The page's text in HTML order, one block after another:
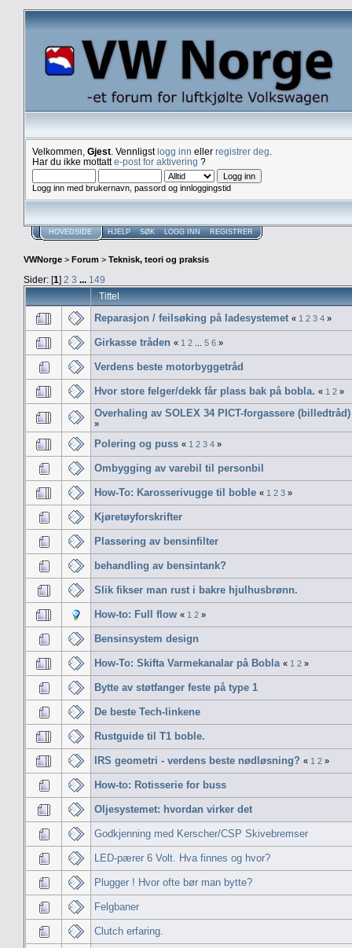
Velkommen, Gjest . Vennligstlogg inn eller registrer deg
Har du ikke mottatte-post for aktivering ?
Logg inn med brukernavn, passord og innloggingstid
HOVEDSIDE HJELP SØK LOGG INN REGISTRER
VWNorge > Forum > Teknisk, teori og praksis
Sider: [1] 2 3 ... 149
Tittel
Reparasjon / feilsøking på ladesystemet « 1 2 3 4 »
Girkasse tråden « 1 2 5 6 »
Verdens beste motorbyggetråd
Hvor store felger/dekk får plass bak på bobla. « 1 2 »
Overhaling av SOLEX 34 PICT-forgassere (billedtråd)
»
Polering og puss « 1 2 3 4 »
Ombygging av varebil til personbil
How-To: Karosserivugge til boble « 1 2 3 »
Kjøretøyforskrifter
Plassering av bensinfilter
behandling av bensintank?
Slik fikser man rust i bakre hjulhusbrønn.
How-to: Full flow « 1 2 »
Bensinsystem design
How-To: Skifta Varmekanalar på Bobla « 1 2 »
Bytte av støtfanger feste på type 1
De beste Tech-linkene
Rustguide til T1 boble.
IRS geometri - verdens beste nødløsning? « 1 2 »
How-to: Rotisserie for buss
Oljesystemet: hvordan virker det
Godkjenning med Kerscher/CSP Skivebremser
LED-pærer 6 Volt. Hva finnes og hvor?
Plugger ! Hvor ofte bør man bytte?
Felgbaner
Clutch erfaring.